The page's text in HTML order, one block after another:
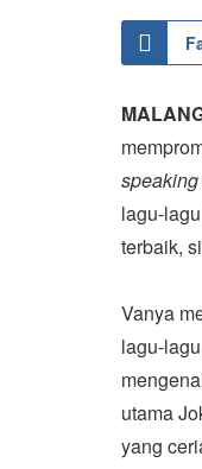
speaking
lagu-
terbaik,
Vanya
lagu-
utama
yang